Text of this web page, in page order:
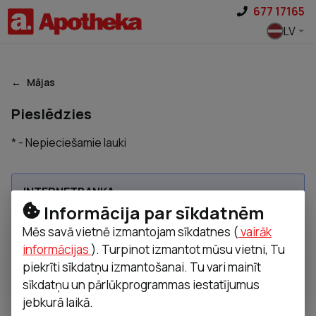
677 17165
LV
Mājas
Pieslēdzies
* - Nepieciešamie lauki
INTERNETBANKA
Swedbank SEB Citadele Latvia
LUMINOR
Informācija par sīkdatnēm
Mēs savā vietnē izmantojam sīkdatnes (vairāk
informācijas ). Turpinot izmantot mūsu vietni, Tu
piekrīti sīkdatņu izmantošanai. Tu vari mainīt
sīkdatņu un pārlūkprogrammas iestatījumus
jebkurā laikā.